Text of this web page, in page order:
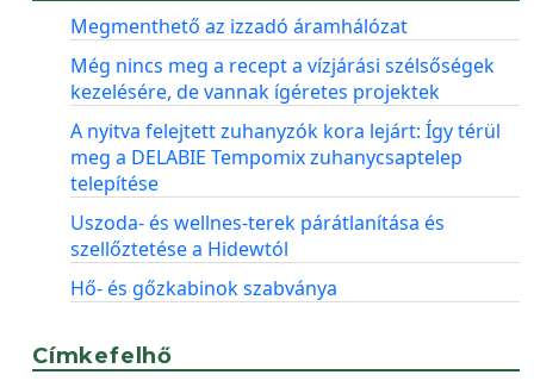
Megmenthető az izzadó áramhálózat
Még nincs meg a recept a vízjárási szélsőségek
kezelésére, de vannak ígéretes projektek
A nyitva felejtett zuhanyzók kora lejárt: Így térül
meg a DELABIE Tempomix zuhanycsaptelep
telepítése
Uszoda- és wellnes-terek párátlanítása és
szellőztetése a Hidewtól
Hő- és gőzkabinok szabványa
Címkefelhő